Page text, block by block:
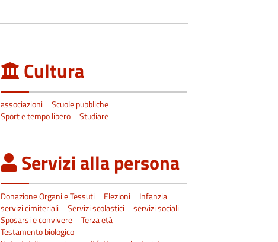
Cultura
associazioni
Scuole pubbliche
Sport e tempo libero
Studiare
Servizi alla persona
Donazione Organi e Tessuti Elezioni
Infanzia
servizi cimiteriali
Servizi scolastici
servizi sociali
Sposarsi e convivere
Terza età
Testamento biologico